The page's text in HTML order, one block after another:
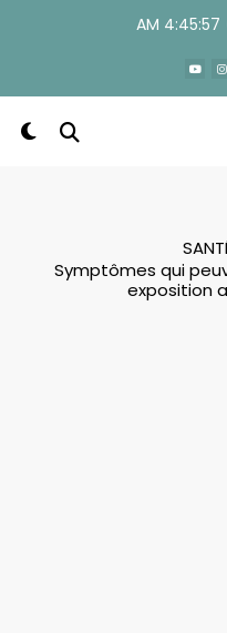
4:45:58 AM
11 Symptômes qui
exposition